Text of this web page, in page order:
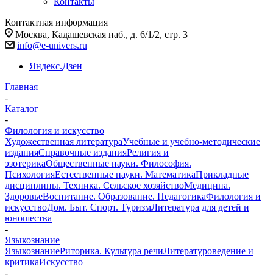
Контактная информация
Москва, Кадашевская наб., д. 6/1/2, стр. 3
info@e-univers.ru
Яндекс.Дзен
Главная
-
Каталог
-
Филология и искусство
Художественная литератураУчебные и учебно-методические
изданияСправочные изданияРелигия и
эзотерикаОбщественные науки. Философия.
ПсихологияЕстественные науки. МатематикаПрикладные
дисциплины. Техника. Сельское хозяйствоМедицина.
ЗдоровьеВоспитание. Образование. ПедагогикаФилология и
искусствоДом. Быт. Спорт. ТуризмЛитература для детей и
юношества
-
Языкознание
ЯзыкознаниеРиторика. Культура речиЛитературоведение и
критикаИскусство
-